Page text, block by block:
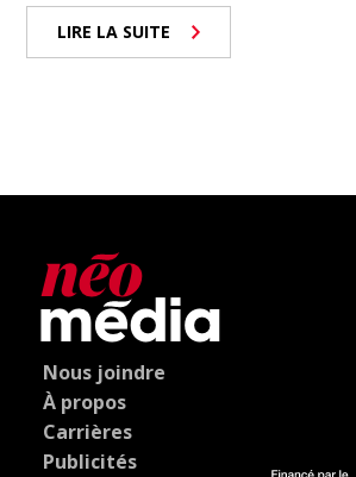
LIRE LA SUITE
Nous joindre
À propos
Carrières
Publicités